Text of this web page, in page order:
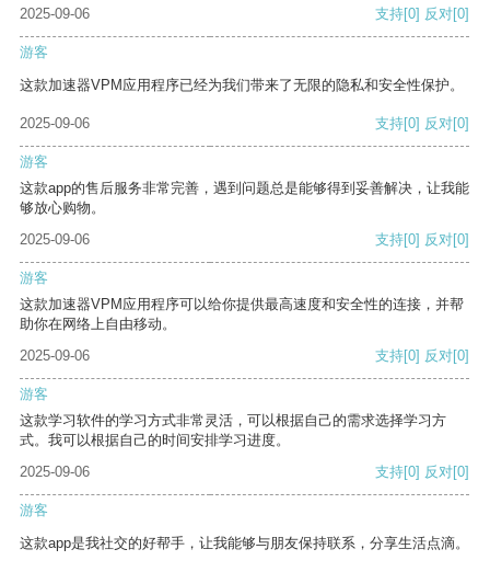
2025-09-06 支持[0] 反对[0]
游客
这款加速器VPM应用程序已经为我们带来了无限的隐私和安全性保护。
2025-09-06 支持[0] 反对[0]
游客
这款app的售后服务非常完善，遇到问题总是能够得到妥善解决，让我能
够放心购物。
2025-09-06
支持[0] 反对[0]
游客
这款加速器VPM应用程序可以给你提供最高速度和安全性的连接，并帮
助你在网络上自由移动。
2025-09-06
支持[0] 反对[0]
游客
这款学习软件的学习方式非常灵活，可以根据自己的需求选择学习方
式。我可以根据自己的时间安排学习进度。
2025-09-06
支持[0] 反对[0]
游客
这款app是我社交的好帮手，让我能够与朋友保持联系，分享生活点滴。